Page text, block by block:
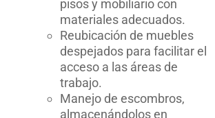
pisos y mobiliario con
materiales adecuados.
Reubicación de muebles
despejados para facilitar el
acceso a las áreas de
trabajo.
Manejo de escombros,
almacenándolos en